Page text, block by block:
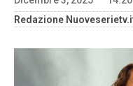
Redazione